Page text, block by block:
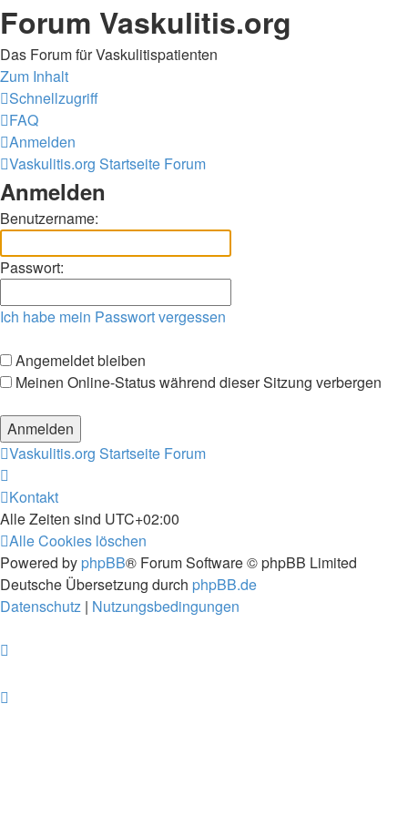
Forum Vaskulitis.org
Das Forum für Vaskulitispatienten
Zum Inhalt
Schnellzugriff
FAQ
Anmelden
Vaskulitis.org Startseite Forum
Anmelden
Benutzername:
Passwort:
Ich habe mein Passwort vergessen
Angemeldet bleiben
Meinen Online-Status während dieser Sitzung verbergen
Vaskulitis.org Startseite Forum
Kontakt
Alle Zeiten sind UTC+02:00
Alle Cookies löschen
Powered by phpBB® Forum Software © phpBB Limited
Deutsche Übersetzung durch phpBB.de
Datenschutz | Nutzungsbedingungen